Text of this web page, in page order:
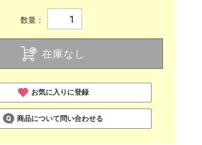
数量：
在庫なし
お気に入りに登録
商品について問い合わせる